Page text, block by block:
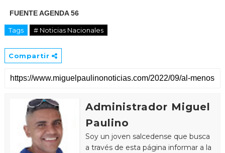
FUENTE AGENDA 56
Tags # Noticias Nacionales
Compartir
Administrador Miguel
Paulino
Soy un joven salcedense que busca
a través de esta página informar a la